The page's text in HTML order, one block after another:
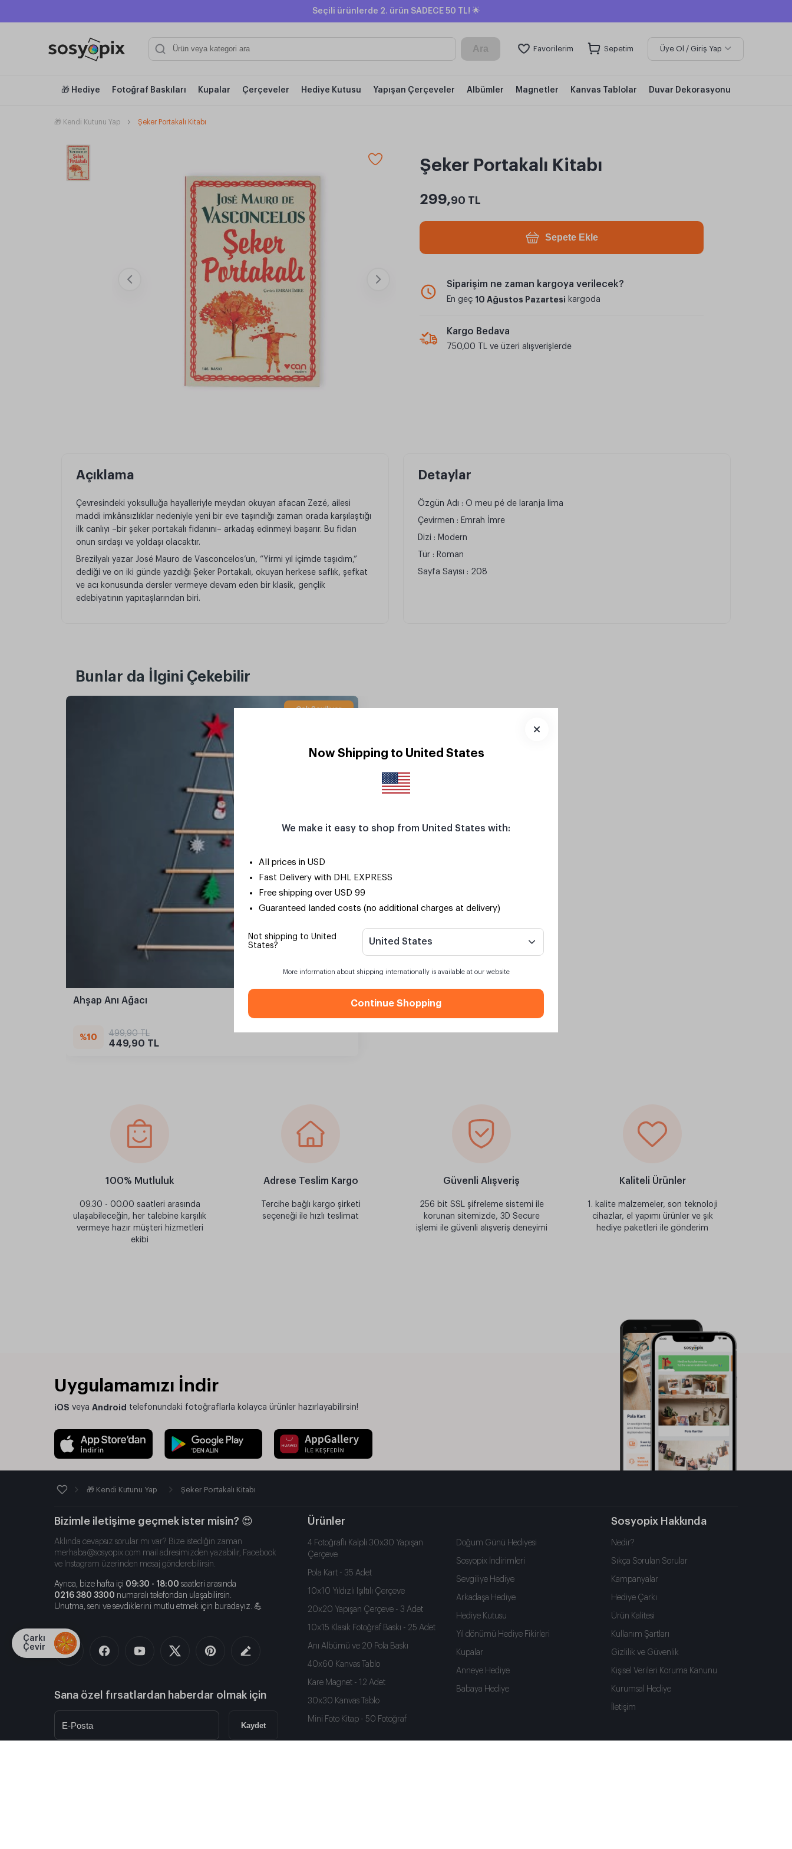
Now Shipping to United States
We make it easy to shop from United States with:
All prices in USD
Fast Delivery with DHL EXPRESS
Free shipping over USD 99
Guaranteed landed costs (no additional charges at delivery)
Not shipping to United
States?
United States
More information about shipping internationally is available at our website
Continue Shopping
Seçili ürünlerde 2. ürün SADECE 50 TL! 🌟
Ara Favorilerim Sepetim Üye Ol / Giriş Yap
🎁 Hediye Fotoğraf Baskıları Kupalar Çerçeveler Hediye Kutusu Yapışan Çerçeveler Albümler Magnetler Kanvas Tablolar Duvar Dekorasyonu
🎁 Kendi Kutunu Yap Şeker Portakalı Kitabı
Şeker Portakalı Kitabı
299,90 TL
Sepete Ekle
Siparişim ne zaman kargoya verilecek?
En geç 10 Ağustos Pazartesi kargoda
Kargo Bedava
750,00 TL ve üzeri alışverişlerde
Açıklama
Çevresindeki yoksulluğa hayalleriyle meydan okuyan afacan Zezé, ailesi
maddi imkânsızlıklar nedeniyle yeni bir eve taşındığı zaman orada karşılaştığı
ilk canlıyı –bir şeker portakalı fidanını– arkadaş edinmeyi başarır. Bu fidan
onun sırdaşı ve yoldaşı olacaktır.
Brezilyalı yazar José Mauro de Vasconcelos’un, “Yirmi yıl içimde taşıdım,”
dediği ve on iki günde yazdığı Şeker Portakalı, okuyan herkese saflık, şefkat
ve acı konusunda dersler vermeye devam eden bir klasik, gençlik
edebiyatının yapıtaşlarından biri.
Detaylar
Özgün Adı : O meu pé de laranja lima
Çevirmen : Emrah İmre
Dizi : Modern
Tür : Roman
Sayfa Sayısı : 208
Bunlar da İlgini Çekebilir
Çok Seviliyor
Ahşap Anı Ağacı
%10 499,90 TL
449,90 TL
100% Mutluluk
09.30 - 00.00 saatleri arasında
ulaşabileceğin, her talebine karşılık
vermeye hazır müşteri hizmetleri
ekibi
Adrese Teslim Kargo
Tercihe bağlı kargo şirketi
seçeneği ile hızlı teslimat
Güvenli Alışveriş
256 bit SSL şifreleme sistemi ile
korunan sitemizde, 3D Secure
işlemi ile güvenli alışveriş deneyimi
Kaliteli Ürünler
1. kalite malzemeler, son teknoloji
cihazlar, el yapımı ürünler ve şık
hediye paketleri ile gönderim
Uygulamamızı İndir
iOS veya Android telefonundaki fotoğraflarla kolayca ürünler hazırlayabilirsin!
🎁 Kendi Kutunu Yap Şeker Portakalı Kitabı
Bizimle iletişime geçmek ister misin? 😍
Aklında cevapsız sorular mı var? Bize istediğin zaman
merhaba@sosyopix.com mail adresimizden yazabilir, Facebook
ve Instagram üzerinden mesaj gönderebilirsin.
Ayrıca, bize hafta içi 09:30 - 18:00 saatleri arasında
0216 380 3300 numaralı telefondan ulaşabilirsin.
Unutma, seni ve sevdiklerini mutlu etmek için buradayız. 💪
Sana özel fırsatlardan haberdar olmak için
Kaydet
Ürünler
4 Fotoğraflı Kalpli 30x30 Yapışan
Çerçeve
Pola Kart - 35 Adet
10x10 Yıldızlı Işıltılı Çerçeve
20x20 Yapışan Çerçeve - 3 Adet
10x15 Klasik Fotoğraf Baskı - 25 Adet
Anı Albümü ve 20 Pola Baskı
40x60 Kanvas Tablo
Kare Magnet - 12 Adet
30x30 Kanvas Tablo
Mini Foto Kitap - 50 Fotoğraf
Doğum Günü Hediyesi
Sosyopix İndirimleri
Sevgiliye Hediye
Arkadaşa Hediye
Hediye Kutusu
Yıl dönümü Hediye Fikirleri
Kupalar
Anneye Hediye
Babaya Hediye
Sosyopix Hakkında
Nedir?
Sıkça Sorulan Sorular
Kampanyalar
Hediye Çarkı
Ürün Kalitesi
Kullanım Şartları
Gizlilik ve Güvenlik
Kişisel Verileri Koruma Kanunu
Kurumsal Hediye
İletişim
Çarkı
Çevir